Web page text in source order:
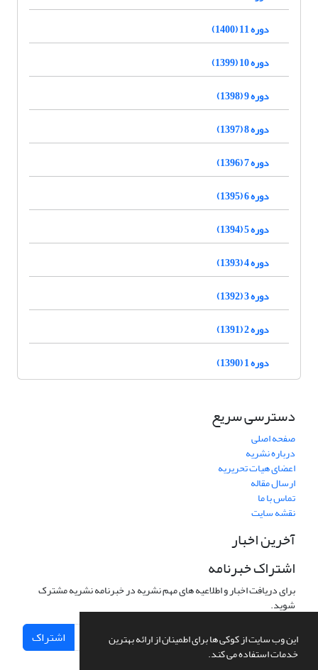
این وب سایت از کوکی ها برای اطمینان از ارائه بهترین
خدمات استفاده می کند.
دوره 11 (1400)
دوره 10 (1399)
دوره 9 (1398)
دوره 8 (1397)
دوره 7 (1396)
دوره 6 (1395)
دوره 5 (1394)
دوره 4 (1393)
دوره 3 (1392)
دوره 2 (1391)
دوره 1 (1390)
دسترسی سریع
صفحه اصلی
درباره نشریه
اعضای هیات تحریریه
ارسال مقاله
تماس با ما
نقشه سایت
آخرین اخبار
اشتراک خبرنامه
برای دریافت اخبار و اطلاعیه های مهم نشریه در خبرنامه نشریه مشترک
شوید.
اشتراک